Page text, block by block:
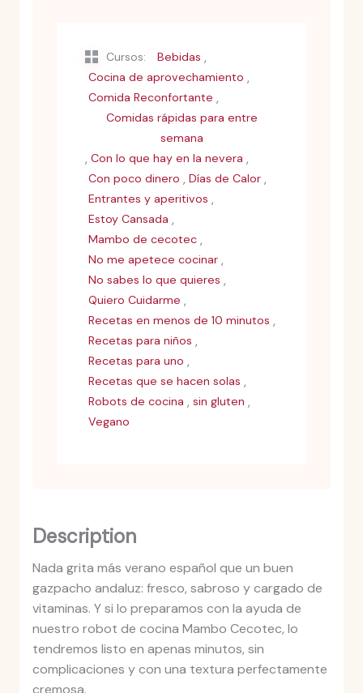
Cursos: Bebidas ,
Cocina de aprovechamiento ,
Comida Reconfortante ,
Comidas rápidas para entre
semana
, Con lo que hay en la nevera ,
Con poco dinero , Días de Calor ,
Entrantes y aperitivos ,
Estoy Cansada ,
Mambo de cecotec ,
No me apetece cocinar ,
No sabes lo que quieres ,
Quiero Cuidarme ,
Recetas en menos de 10 minutos ,
Recetas para niños ,
Recetas para uno ,
Recetas que se hacen solas ,
Robots de cocina , sin gluten ,
Vegano
Description
Nada grita más verano español que un buen
gazpacho andaluz: fresco, sabroso y cargado de
vitaminas. Y si lo preparamos con la ayuda de
nuestro robot de cocina Mambo Cecotec, lo
tendremos listo en apenas minutos, sin
complicaciones y con una textura perfectamente
cremosa.